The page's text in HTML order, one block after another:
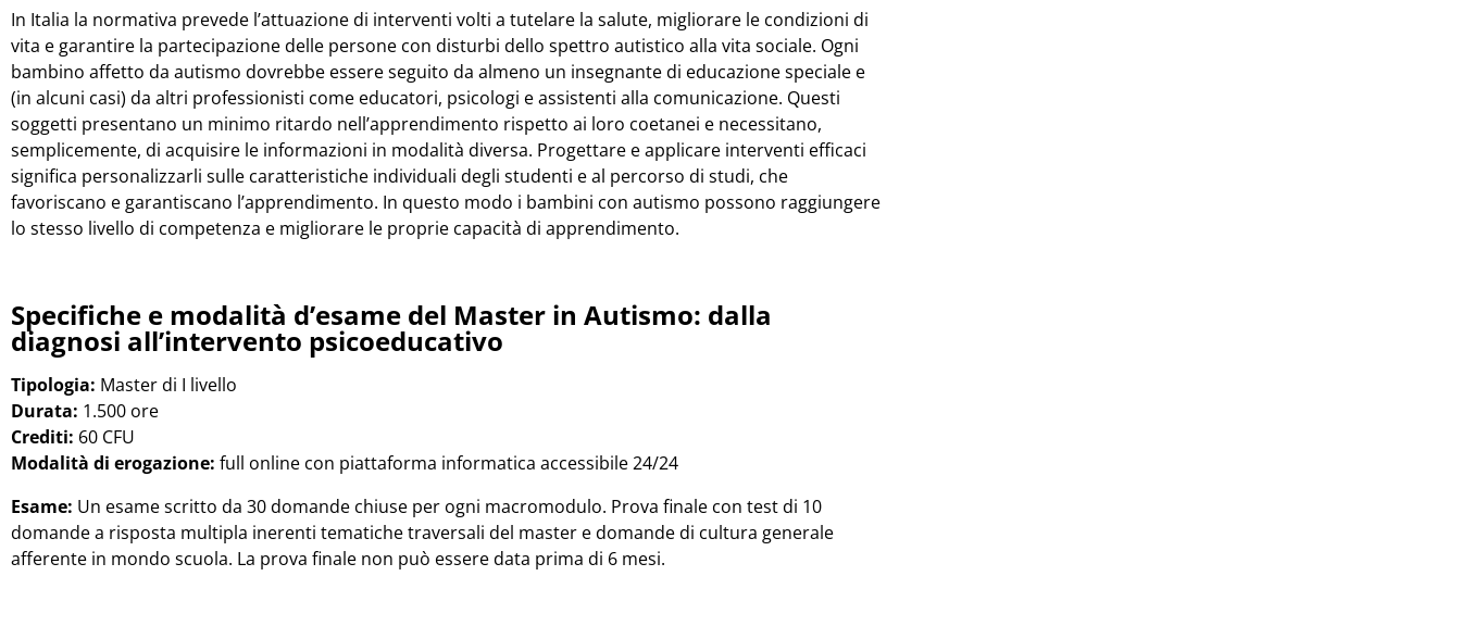
In Italia la normativa prevede l’attuazione di interventi volti a tutelare la salute, migliorare le condizioni di
vita e garantire la partecipazione delle persone con disturbi dello spettro autistico alla vita sociale. Ogni
bambino affetto da autismo dovrebbe essere seguito da almeno un insegnante di educazione speciale e
(in alcuni casi) da altri professionisti come educatori, psicologi e assistenti alla comunicazione. Questi
soggetti presentano un minimo ritardo nell’apprendimento rispetto ai loro coetanei e necessitano,
semplicemente, di acquisire le informazioni in modalità diversa. Progettare e applicare interventi efficaci
significa personalizzarli sulle caratteristiche individuali degli studenti e al percorso di studi, che
favoriscano e garantiscano l’apprendimento. In questo modo i bambini con autismo possono raggiungere
lo stesso livello di competenza e migliorare le proprie capacità di apprendimento.
Specifiche e modalità d’esame del Master in Autismo: dalla
diagnosi all’intervento psicoeducativo
Tipologia: Master di I livello
Durata: 1.500 ore
Crediti: 60 CFU
Modalità di erogazione: full online con piattaforma informatica accessibile 24/24
Esame: Un esame scritto da 30 domande chiuse per ogni macromodulo. Prova finale con test di 10
domande a risposta multipla inerenti tematiche traversali del master e domande di cultura generale
afferente in mondo scuola. La prova finale non può essere data prima di 6 mesi.